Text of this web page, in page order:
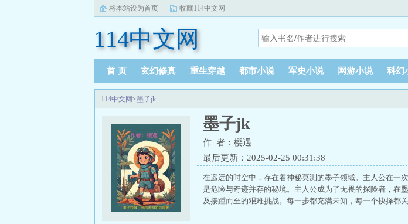
将本站设为首页 收藏114中文网
114中文网
首 页 玄幻修真 重生穿越 都市小说 军史小说 网游小说 科幻
114中文网>墨子jk
墨子jk
作 者：樱遇
最后更新：2025-02-25 00:31:38
在遥远的时空中，存在着神秘莫测的墨子领域。主人公在一
是危险与奇迹并存的秘境。主人公成为了无畏的探险者，在
及接踵而至的艰难挑战。每一步都充满未知，每一个抉择都